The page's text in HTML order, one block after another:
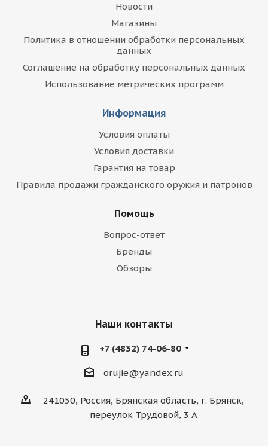
Новости
Магазины
Политика в отношении обработки персональных
данных
Соглашение на обработку персональных данных
Использование метрических программ
Информация
Условия оплаты
Условия доставки
Гарантия на товар
Правила продажи гражданского оружия и патронов
Помощь
Вопрос-ответ
Бренды
Обзоры
Наши контакты
+7 (4832) 74-06-80
orujie@yandex.ru
241050, Россия, Брянская область, г. Брянск,
переулок Трудовой, 3 А